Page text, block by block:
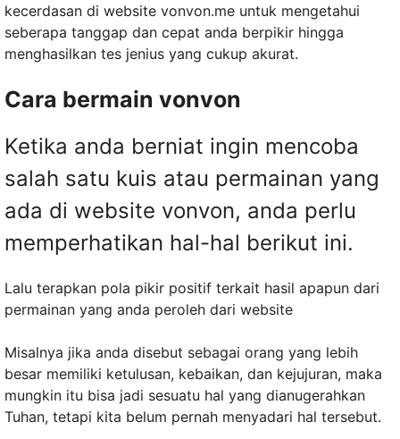
kecerdasan di website vonvon.me untuk mengetahui
seberapa tanggap dan cepat anda berpikir hingga
menghasilkan tes jenius yang cukup akurat.
Cara bermain vonvon
Ketika anda berniat ingin mencoba
salah satu kuis atau permainan yang
ada di website vonvon, anda perlu
memperhatikan hal-hal berikut ini.
Lalu terapkan pola pikir positif terkait hasil apapun dari
permainan yang anda peroleh dari website
Misalnya jika anda disebut sebagai orang yang lebih
besar memiliki ketulusan, kebaikan, dan kejujuran, maka
mungkin itu bisa jadi sesuatu hal yang dianugerahkan
Tuhan, tetapi kita belum pernah menyadari hal tersebut.